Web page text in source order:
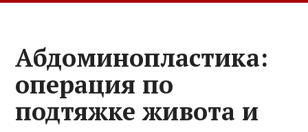
Абдоминопластика:
операция по
подтяжке живота и